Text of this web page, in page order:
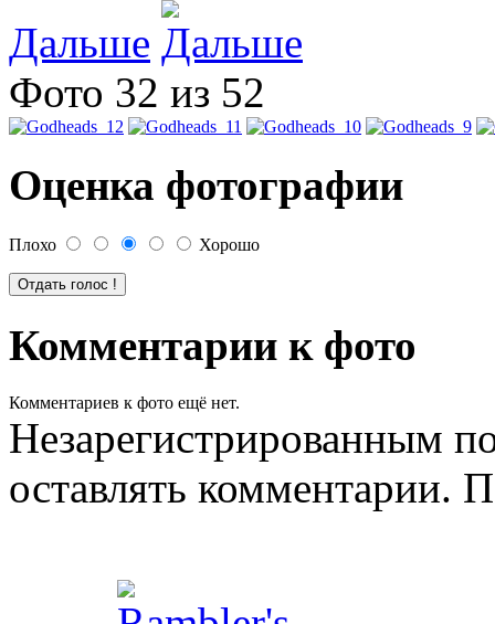
Дальше
Фото 32 из 52
Оценка фотографии
Плохо Хорошо
Комментарии к фото
Комментариев к фото ещё нет.
Незарегистрированным
оставлять комментарии.